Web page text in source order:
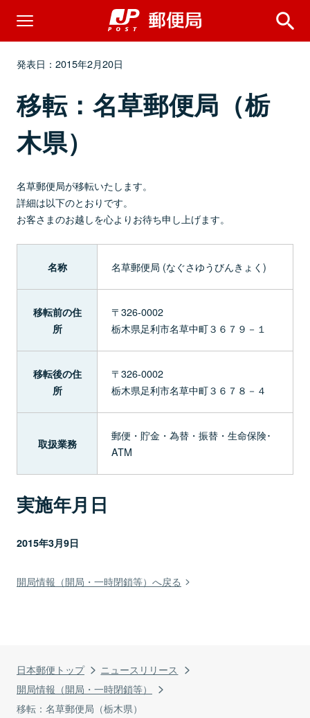
日本郵便トップ
ニュースリリース
開局情報（開局・一時閉鎖等）
移転：名草郵便局（栃木県）
発表日：2015年2月20日
移転：名草郵便局（栃
木県）
名草郵便局が移転いたします。
詳細は以下のとおりです。
お客さまのお越しを心よりお待ち申し上げます。
名称 名草郵便局 (なぐさゆうびんきょく)
移転前の住
所
〒326-0002
栃木県足利市名草中町３６７９－１
移転後の住
所
〒326-0002
栃木県足利市名草中町３６７８－４
取扱業務
郵便・貯金・為替・振替・生命保険･
ATM
実施年月日
2015年3月9日
開局情報（開局・一時閉鎖等）へ戻る